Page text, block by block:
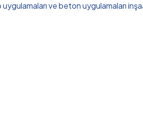
ve beton uygulamaları